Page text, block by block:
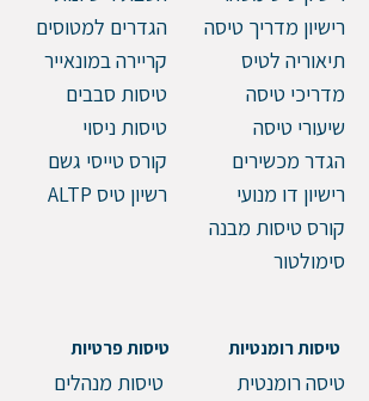
רישיון מדריך טיסה
תיאוריה לטיס
מדריכי טיסה
שיעורי טיסה
הגדר מכשירים
רישיון דו מנועי
קורס טיסות מבנה
סימולטור
הגדרים למטוסים
קריירה במונאייר
טיסות סבבים
טיסות ניסוי
קורס טייסי גשם
רשיון טיס ALTP
טיסות רומנטיות
טיסה רומנטית
טיסות פרטיות
טיסות מנהלים